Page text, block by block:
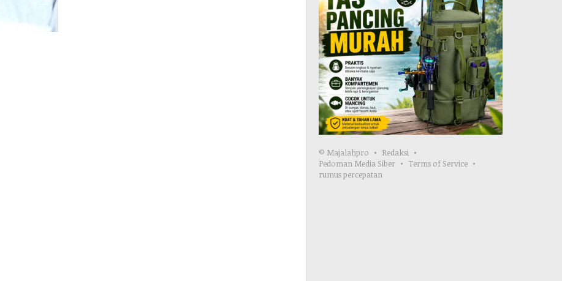
© Majalahpro
Redaksi
Pedoman Media Siber
Terms of Service
rumus percepatan